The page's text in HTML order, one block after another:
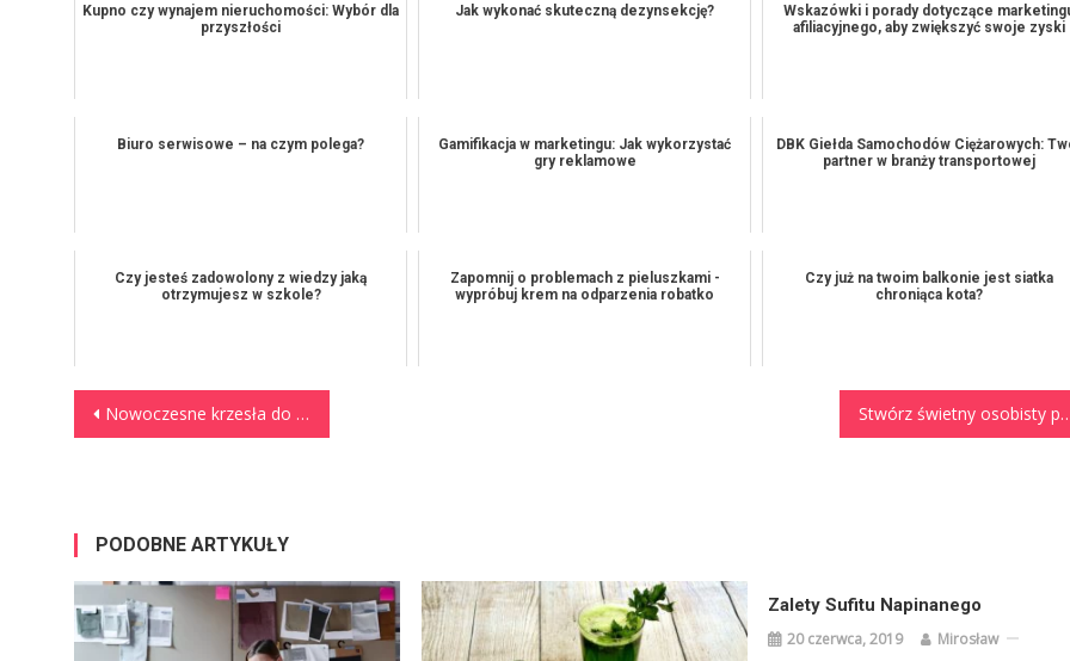
Kupno czy wynajem nieruchomości: Wybór dla
przyszłości
Jak wykonać skuteczną dezynsekcję?
Wskazówki i porady dotyczące
afiliacyjnego, aby zwiększyć swoje zyski
Biuro serwisowe – na czym polega?
Gamifikacja w marketingu: Jak wykorzystać
gry reklamowe
DBK Giełda Samochodów Ciężarowych:
partner w branży transportowej
Czy jesteś zadowolony z wiedzy jaką
otrzymujesz w szkole?
Zapomnij o problemach z pieluszkami -
wypróbuj krem na odparzenia robatko
Czy już na twoim balkonie jest siatka
chroniąca kota?
Nawigacja wpisu
Nowoczesne krzesła do salonu Stwórz świetny
PODOBNE ARTYKUŁY
Zalety Sufitu Napinanego
20 czerwca, 2019 Mirosław